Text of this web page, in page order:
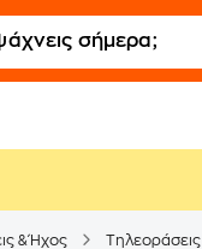
& Ήχος Τηλεοράσεις